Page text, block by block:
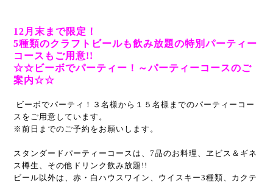
12月末まで限定！
5種類のクラフトビールも飲み放題の特別パーティー
コースもご用意!!
☆☆ビーボでパーティー！～パーティーコースのご
案内☆☆
ビーボでパーティ！ ３名様から１５名様までのパーティーコー
スをご用意しています。
※前日までのご予約をお願いします。
スタンダードパーティーコースは、7品のお料理、 ヱビス＆ギネ
ス樽生、その他ドリンク飲み放題!!
ビール以外は、赤・白ハウスワイン、ウイスキー3種類、 カクテ